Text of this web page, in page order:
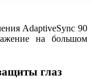
AdaptiveSync 90
на большом
глаз